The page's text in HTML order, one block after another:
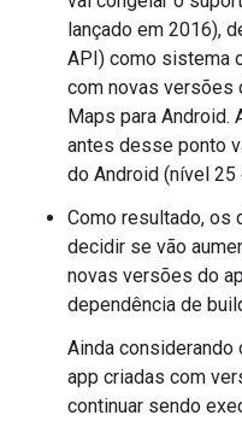
lançado em 2016),
API) como sistema
com novas versões
Maps para Android.
antes desse ponto
do Android (nível 25
Como resultado, os
decidir se vão
novas versões do
dependência de
Ainda
app criadas com
continuar sendo